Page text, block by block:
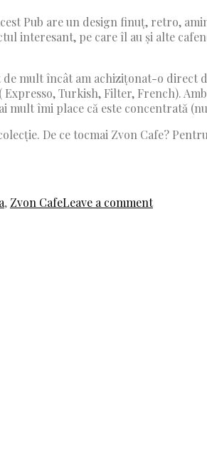
Pub are un design finuț, retro,
interesant, pe care îl au și alte
mult încât am achizițonat-o direct
Turkish, Filter, French).
îmi place că este concentrată
De ce tocmai Zvon Cafe?
, Zvon CafeLeave a comment